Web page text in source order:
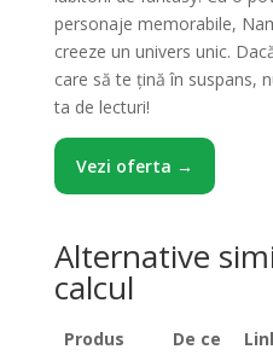
personaje memorabile,
creeze un univers unic.
care să te țină în suspans,
ta de lecturi!
Vezi oferta →
Alternative
calcul
Produs De ce